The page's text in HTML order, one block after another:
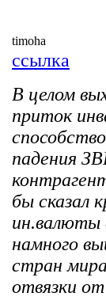
timoha
ссылка
В целом
приток
падения
бы сказал
ин.валюты
намного
стран
отвязки